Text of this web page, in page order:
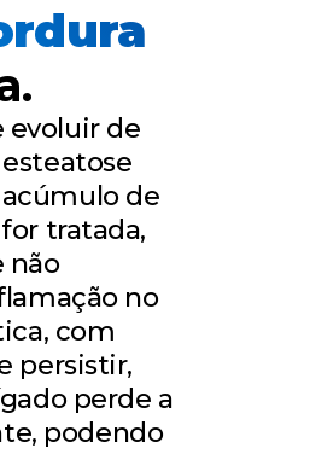
evoluir de
de
tratada,
não
no
com
persistir,
perde a
podendo